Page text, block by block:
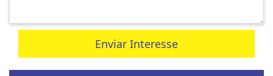
Enviar Interesse